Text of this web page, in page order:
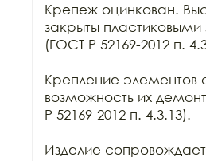
Крепеж оцинкован.
закрыты
(ГОСТ Р 52169-2012 п.
Крепление элементов
возможность их
Р 52169-2012 п. 4.3.13).
Изделие